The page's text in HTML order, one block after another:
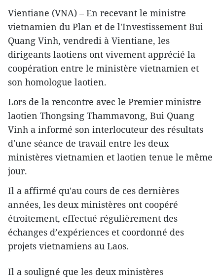
Vientiane (VNA) – En recevant le ministre
vietnamien du Plan et de l'Investissement Bui
Quang Vinh, vendredi à Vientiane, les
dirigeants laotiens ont vivement apprécié la
coopération entre ​le ministère vietnamien et
son homologue laotien.
Lors de la ​rencontre avec le Premier ministre
laotien Thongsing Thammavong, Bui Quang
Vinh a informé son interlocuteur des résultats
d'une séance de travail entre les deux
ministères vietnamien et laotien tenue le même
jour.
Il a affirmé qu'au cours de ces dernières
années, les deux ministères ont coopéré
étroitement, effectué régulièrement des
échanges d’expériences et coordonné des
projets vietnamiens au Laos.
Il a souligné que les deux ministères